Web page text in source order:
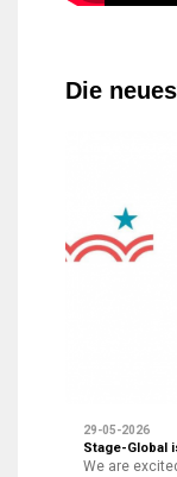
Die
29-05-2026
Stage-Global
We are